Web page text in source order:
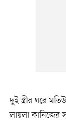
দুই স্ত্রীর ঘরে
লায়লা কানিজের